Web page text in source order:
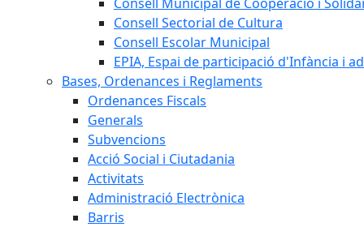
Consell Sectorial de Cultura
Consell Escolar Municipal
EPIA, Espai de participació d'Infància i
Bases, Ordenances i Reglaments
Ordenances Fiscals
Generals
Subvencions
Acció Social i Ciutadania
Activitats
Administració Electrònica
Barris